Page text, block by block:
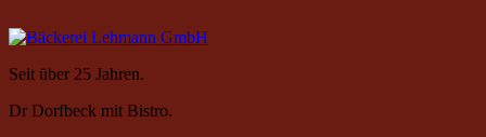
Seit über 25 Jahren.
Dr Dorfbeck mit Bistro.